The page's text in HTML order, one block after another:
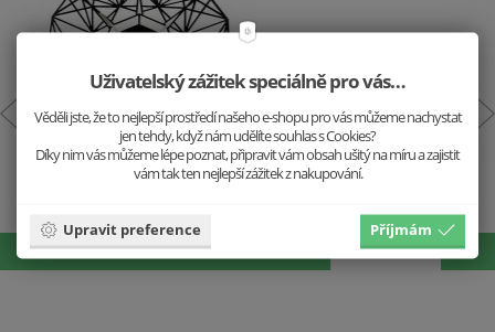
Dřevěné náušnice Liška
Vložit do košíku
Uživatelský zážitek speciálně pro vás…
Věděli jste, že to nejlepší prostředí našeho e-shopu pro vás můžeme nachystat
jen tehdy, když nám udělíte souhlas s Cookies?
Díky nim vás můžeme lépe poznat, připravit vám obsah ušitý na míru a zajistit
vám tak ten nejlepší zážitek z nakupování.
Upravit preference Příjmám